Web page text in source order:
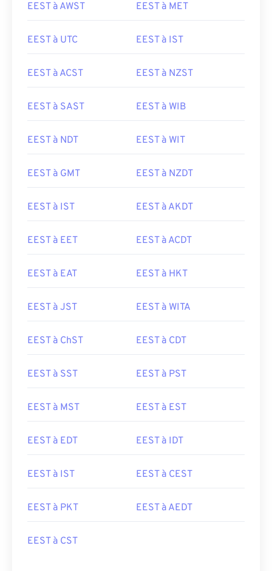
EEST à AWST EEST à MET
EEST à UTC EEST à IST
EEST à ACST EEST à NZST
EEST à SAST EEST à WIB
EEST à NDT EEST à WIT
EEST à GMT EEST à NZDT
EEST à IST EEST à AKDT
EEST à EET EEST à ACDT
EEST à EAT EEST à HKT
EEST à JST EEST à WITA
EEST à ChST EEST à CDT
EEST à SST EEST à PST
EEST à MST EEST à EST
EEST à EDT EEST à IDT
EEST à IST EEST à CEST
EEST à PKT EEST à AEDT
EEST à CST